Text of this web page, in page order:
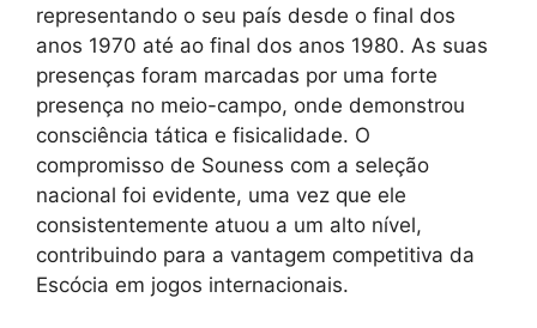
representando o seu país desde o final dos
anos 1970 até ao final dos anos 1980. As suas
presenças foram marcadas por uma forte
presença no meio-campo, onde demonstrou
consciência tática e fisicalidade. O
compromisso de Souness com a seleção
nacional foi evidente, uma vez que ele
consistentemente atuou a um alto nível,
contribuindo para a vantagem competitiva da
Escócia em jogos internacionais.